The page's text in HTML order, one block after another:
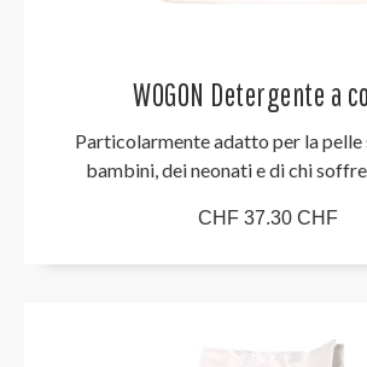
WOGON Detergente a
Particolarmente adatto per la pelle
bambini, dei neonati e di chi
CHF 37.30 CHF